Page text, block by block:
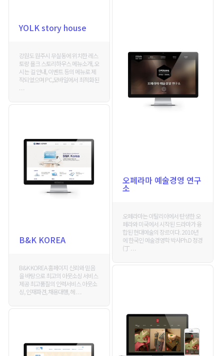
YOLK story house
강원도 원주시 무실동에 위치한 레스
토랑 욜크 스토리하우스 메뉴소개, 오
시는 길 안내, 이벤트 등의 메뉴로 제
작되었으며 PC,모바일에서 최적화된
. . .
오페라마 예술경영 연구
소
오페라마는 이탈리아에서 탄생한 오
페라와 미국에서 시작된 드라마가 융
합된 현대예술의 장르이다. 2010년
에 한국인 예술경영학 박사Ph.D 정경
(丁 . . .
B&K KOREA
B&K KOREA 홈페이지 신뢰와 믿음
을 바탕으로 최고의 아웃소싱 서비스
제공 최고품질의 인력서비스 아웃소
싱, 인재파견, 채용대행, 헤 . . .